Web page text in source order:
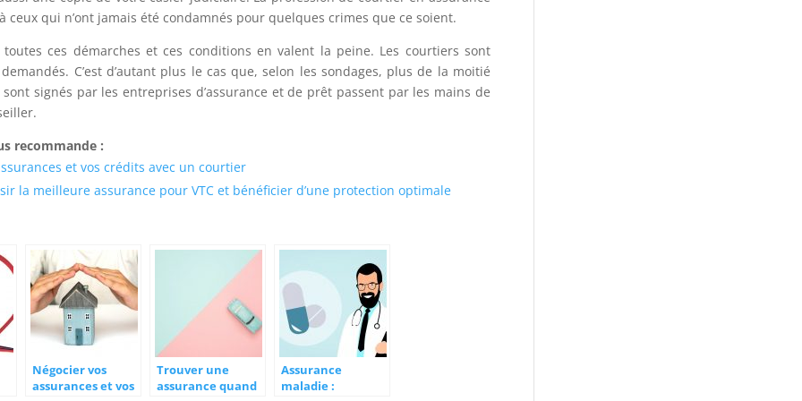
ceux qui n’ont jamais été condamnés pour quelques crimes que ce soient.
ces démarches et ces conditions en valent la peine. Les courtiers sont
C’est d’autant plus le cas que, selon les sondages, plus de la moitié
signés par les entreprises d’assurance et de prêt passent par les mains de
recommande :
et vos crédits avec un courtier
la meilleure assurance pour VTC et bénéficier d’une protection optimale
Négocier vos
assurances et vos
Trouver une
assurance quand
Assurance
maladie :